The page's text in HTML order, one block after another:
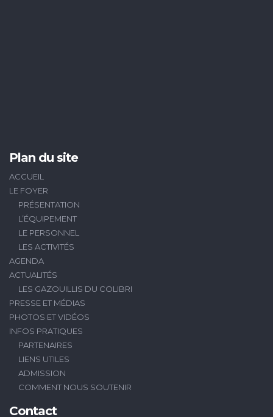
Plan du site
ACCUEIL
LE FOYER
PRÉSENTATION
L’ÉQUIPEMENT
LE PERSONNEL
LES ACTIVITÉS
AGENDA
ACTUALITÉS
LES GAZOUILLIS DU COLIBRI
PRESSE ET MÉDIAS
PHOTOS ET VIDÉOS
INFOS PRATIQUES
PARTENAIRES
LIENS UTILES
ADMISSION
COMMENT NOUS SOUTENIR
Contact